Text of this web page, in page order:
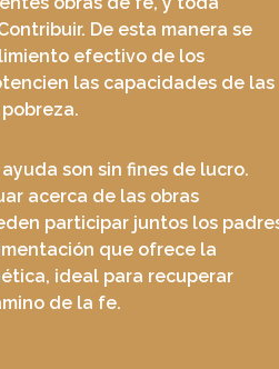
De esta manera se
efectivo de los
las capacidades de las
son sin fines de lucro.
acerca de las obras
participar juntos los
que ofrece la
ideal para recuperar
de la fe.